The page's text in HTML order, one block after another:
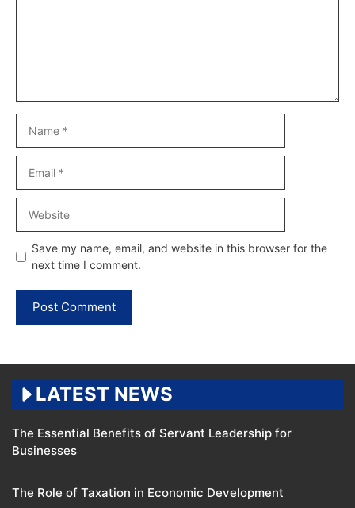
Save my name, email, and website in this browser for the
next time I comment.
LATEST NEWS
The Essential Benefits of Servant Leadership for
Businesses
The Role of Taxation in Economic Development